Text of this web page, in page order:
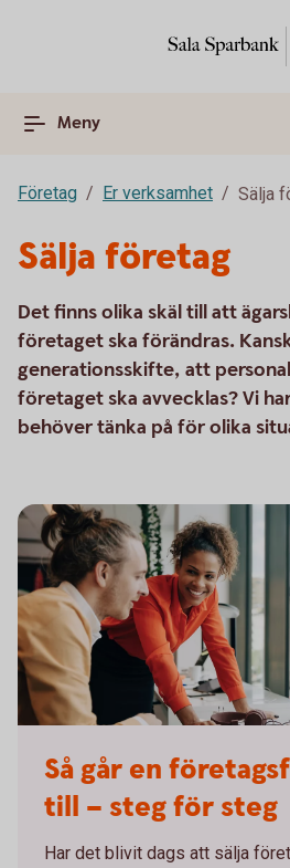
Meny
Företag Er verksamhet Sälja
Sälja företag
Det finns olika skäl till att
företaget ska förändras.
generationsskifte, att
företaget ska avvecklas? Vi
behöver tänka på för olika
Så går en
till – steg för steg
Har det blivit dags att sälja